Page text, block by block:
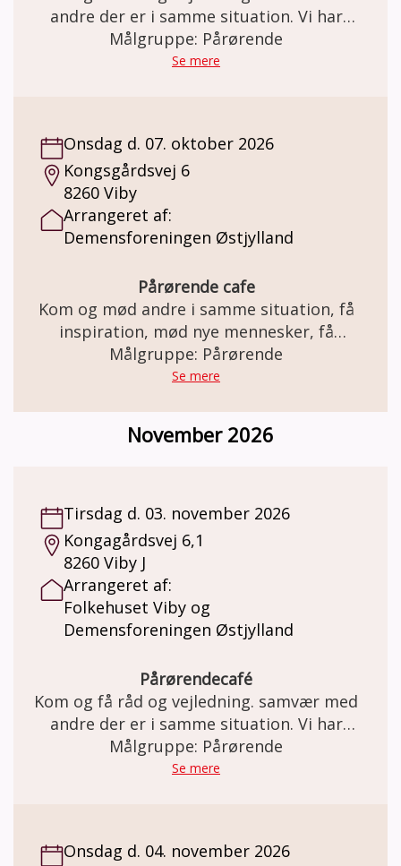
andre der er i samme situation. Vi har
kaffe/te med en bolle til.
Målgruppe: Pårørende
Se mere
Onsdag d. 07. oktober 2026
Kongsgårdsvej 6
8260 Viby
Arrangeret af:
Demensforeningen Østjylland
Pårørende cafe
Kom og mød andre i samme situation, få
inspiration, mød nye mennesker, få
rådgivning.
Målgruppe: Pårørende
Se mere
November 2026
Tirsdag d. 03. november 2026
Kongagårdsvej 6,1
8260 Viby J
Arrangeret af:
Folkehuset Viby og
Demensforeningen Østjylland
Pårørendecafé
Kom og få råd og vejledning. samvær med
andre der er i samme situation. Vi har
kaffe/te med en bolle til.
Målgruppe: Pårørende
Se mere
Onsdag d. 04. november 2026